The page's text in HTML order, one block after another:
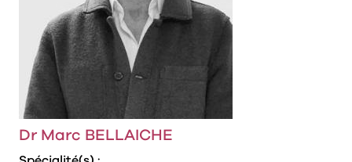
Dr Marc BELLAICHE